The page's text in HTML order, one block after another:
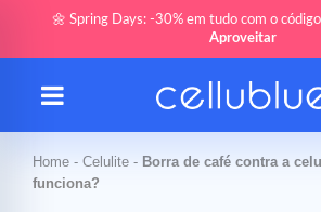
🌼 Spring Days: -30% em tudo com o
Aproveitar
Home - Celulite - Borra de café contra a
funciona?